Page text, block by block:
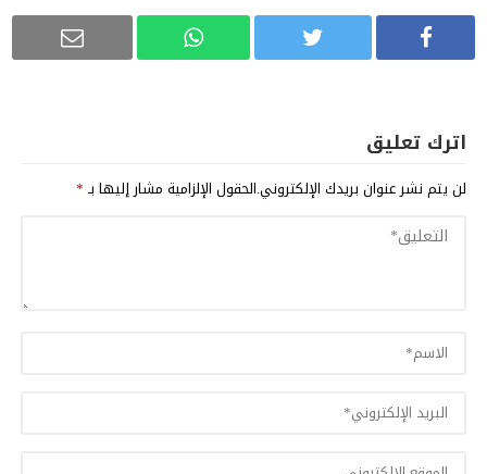
اترك تعليق
لن يتم نشر عنوان بريدك الإلكتروني.الحقول الإلزامية مشار إليها بـ*